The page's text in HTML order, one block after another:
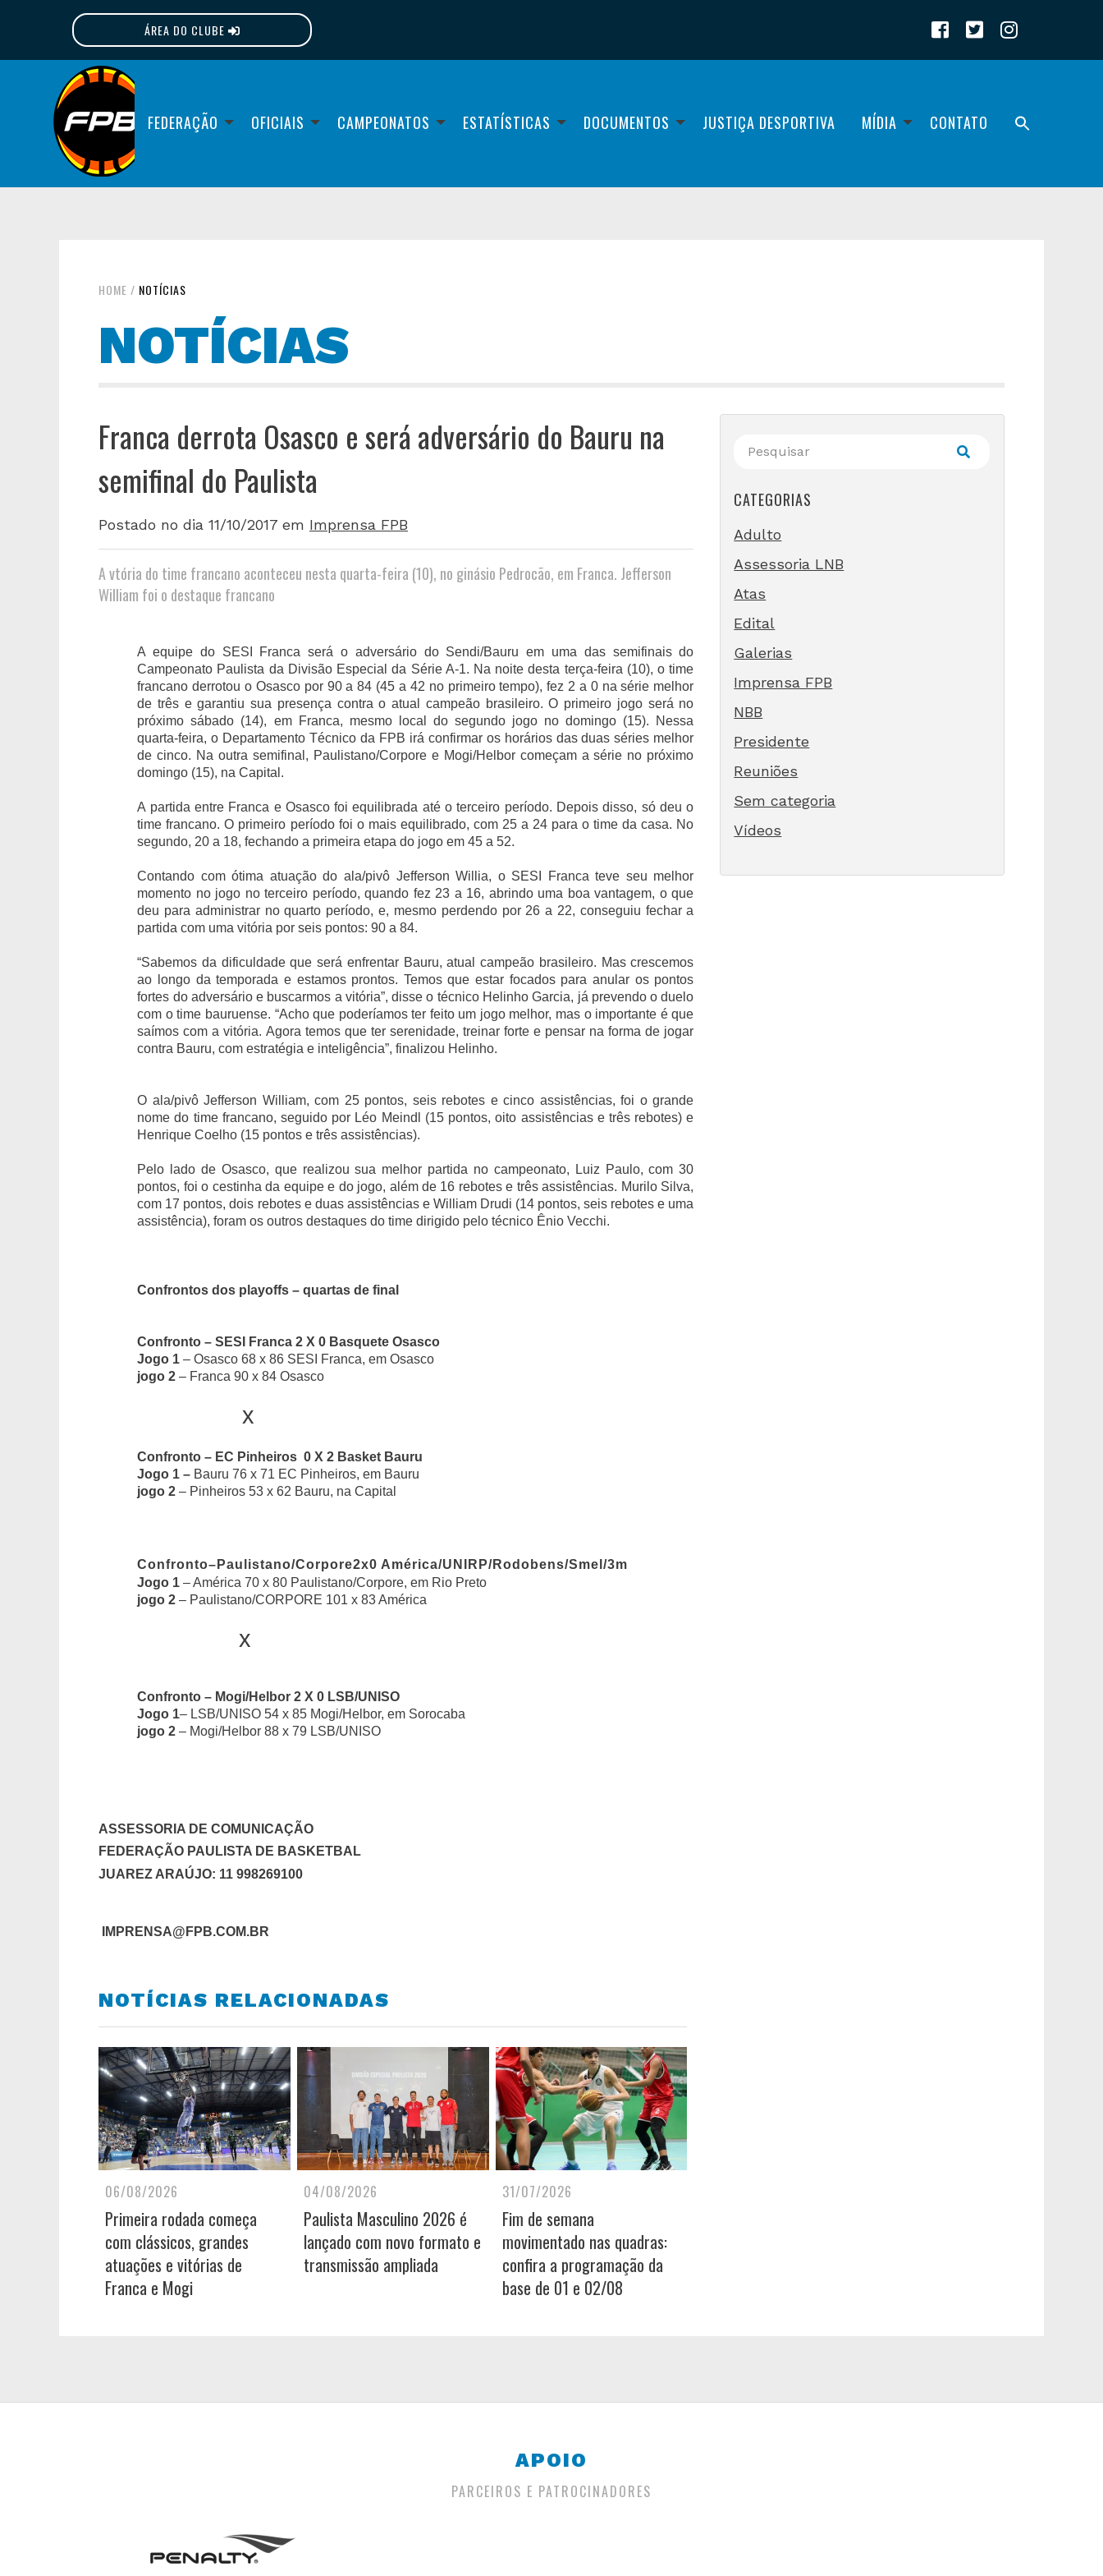
ÁREA DO CLUBE
FEDERAÇÃO OFICIAIS CAMPEONATOS ESTATÍSTICAS DOCUMENTOS JUSTIÇA DESPORTIVA MÍDIA CONTATO
HOME / NOTÍCIAS
NOTÍCIAS
Franca derrota Osasco e será adversário do Bauru na
semifinal do Paulista
Postado no dia 11/10/2017 em Imprensa FPB
A vtória do time francano aconteceu nesta quarta-feira (10), no ginásio Pedrocão, em Franca. Jefferson
William foi o destaque francano
A equipe do SESI Franca será o adversário do Sendi/Bauru em uma das semifinais do
Campeonato Paulista da Divisão Especial da Série A-1. Na noite desta terça-feira (10), o time
francano derrotou o Osasco por 90 a 84 (45 a 42 no primeiro tempo), fez 2 a 0 na série melhor
de três e garantiu sua presença contra o atual campeão brasileiro. O primeiro jogo será no
próximo sábado (14), em Franca, mesmo local do segundo jogo no domingo (15). Nessa
quarta-feira, o Departamento Técnico da FPB irá confirmar os horários das duas séries melhor
de cinco. Na outra semifinal, Paulistano/Corpore e Mogi/Helbor começam a série no próximo
domingo (15), na Capital.
A partida entre Franca e Osasco foi equilibrada até o terceiro período. Depois disso, só deu o
time francano. O primeiro período foi o mais equilibrado, com 25 a 24 para o time da casa. No
segundo, 20 a 18, fechando a primeira etapa do jogo em 45 a 52.
Contando com ótima atuação do ala/pivô Jefferson Willia, o SESI Franca teve seu melhor
momento no jogo no terceiro período, quando fez 23 a 16, abrindo uma boa vantagem, o que
deu para administrar no quarto período, e, mesmo perdendo por 26 a 22, conseguiu fechar a
partida com uma vitória por seis pontos: 90 a 84.
“Sabemos da dificuldade que será enfrentar Bauru, atual campeão brasileiro. Mas crescemos
ao longo da temporada e estamos prontos. Temos que estar focados para anular os pontos
fortes do adversário e buscarmos a vitória”, disse o técnico Helinho Garcia, já prevendo o duelo
com o time bauruense. “Acho que poderíamos ter feito um jogo melhor, mas o importante é que
saímos com a vitória. Agora temos que ter serenidade, treinar forte e pensar na forma de jogar
contra Bauru, com estratégia e inteligência”, finalizou Helinho.
O ala/pivô Jefferson William, com 25 pontos, seis rebotes e cinco assistências, foi o grande
nome do time francano, seguido por Léo Meindl (15 pontos, oito assistências e três rebotes) e
Henrique Coelho (15 pontos e três assistências).
Pelo lado de Osasco, que realizou sua melhor partida no campeonato, Luiz Paulo, com 30
pontos, foi o cestinha da equipe e do jogo, além de 16 rebotes e três assistências. Murilo Silva,
com 17 pontos, dois rebotes e duas assistências e William Drudi (14 pontos, seis rebotes e uma
assistência), foram os outros destaques do time dirigido pelo técnico Ênio Vecchi.
Confrontos dos playoffs – quartas de final
Confronto – SESI Franca 2 X 0 Basquete Osasco
Jogo 1 – Osasco 68 x 86 SESI Franca, em Osasco
jogo 2 – Franca 90 x 84 Osasco
x
Confronto – EC Pinheiros 0 X 2 Basket Bauru
Jogo 1 – Bauru 76 x 71 EC Pinheiros, em Bauru
jogo 2 – Pinheiros 53 x 62 Bauru, na Capital
Confronto–Paulistano/Corpore2x0 América/UNIRP/Rodobens/Smel/3m
Jogo 1 – América 70 x 80 Paulistano/Corpore, em Rio Preto
jogo 2– Paulistano/CORPORE 101 x 83 América
x
Confronto – Mogi/Helbor 2 X 0 LSB/UNISO
Jogo 1– LSB/UNISO 54 x 85 Mogi/Helbor, em Sorocaba
jogo 2 – Mogi/Helbor 88 x 79 LSB/UNISO
ASSESSORIA DE COMUNICAÇÃO
FEDERAÇÃO PAULISTA DE BASKETBAL
JUAREZ ARAÚJO: 11 998269100
IMPRENSA@FPB.COM.BR
NOTÍCIAS RELACIONADAS
06/08/2026
Primeira rodada começa
com clássicos, grandes
atuações e vitórias de
Franca e Mogi
04/08/2026
Paulista Masculino 2026 é
lançado com novo formato e
transmissão ampliada
31/07/2026
Fim de semana
movimentado nas quadras:
confira a programação da
base de 01 e 02/08
CATEGORIAS
Adulto
Assessoria LNB
Atas
Edital
Galerias
Imprensa FPB
NBB
Presidente
Reuniões
Sem categoria
Vídeos
APOIO
PARCEIROS E PATROCINADORES